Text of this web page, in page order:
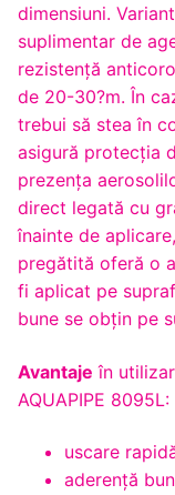
dimensiuni.
suplimentar de
rezistență
de 20-30?m. În
trebui să stea în
asigură protecția
prezența
direct legată cu
înainte de
pregătită oferă o
fi aplicat pe
bune se obțin pe
Avantaje în
AQUAPIPE 8095L:
uscare
aderență